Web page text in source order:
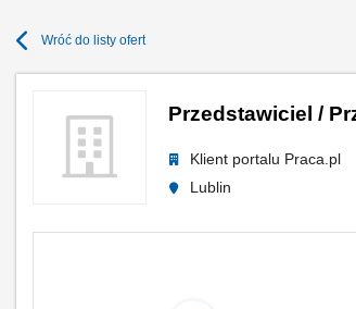
Wróć do listy ofert
Przedstawiciel /
Klient portalu Praca.pl
Lublin